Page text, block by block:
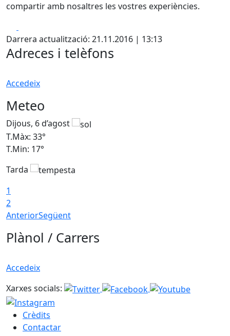
compartir amb nosaltres les vostres experiències.
Darrera actualització: 21.11.2016 | 13:13
Adreces i telèfons
Accedeix
Meteo
Dijous, 6 d’agost
T.Màx: 33°
T.Min: 17°
Tarda
1
2
AnteriorSegüent
Plànol / Carrers
Accedeix
Xarxes socials:
Crèdits
Contactar